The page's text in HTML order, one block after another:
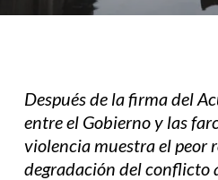
Después de la firma del
entre el Gobierno y las
violencia muestra el peor
degradación del conflicto